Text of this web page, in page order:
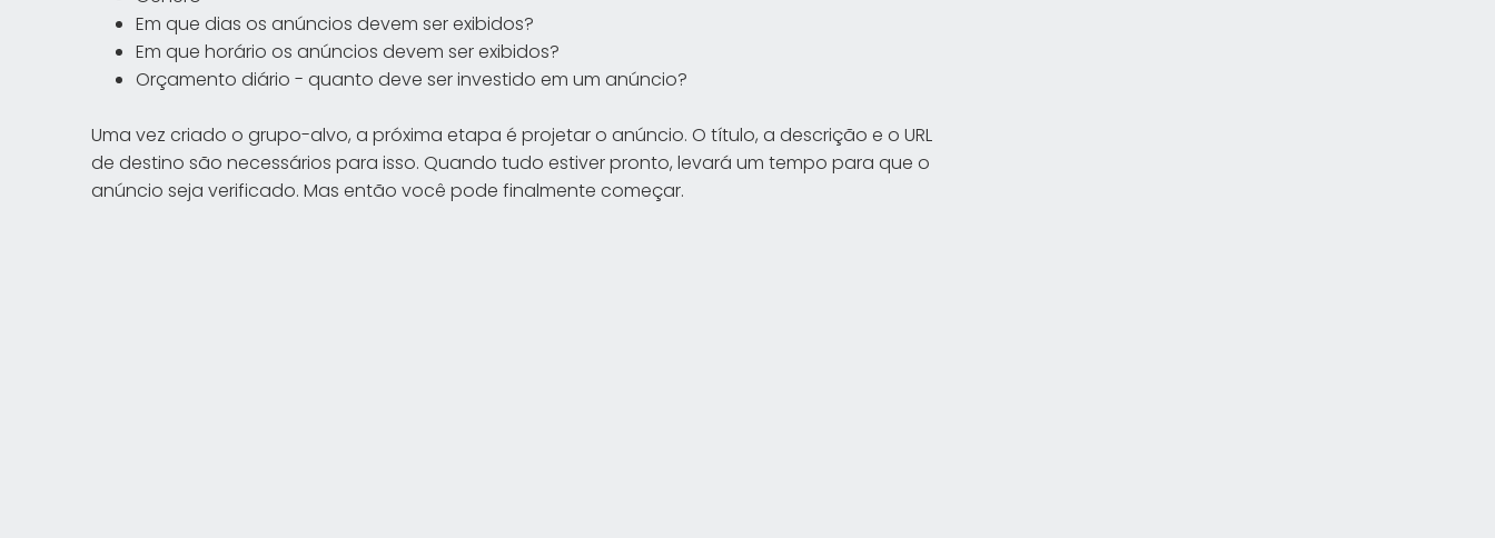
Em que dias os anúncios devem ser exibidos?
Em que horário os anúncios devem ser exibidos?
Orçamento diário - quanto deve ser investido em um anúncio?
Uma vez criado o grupo-alvo, a próxima etapa é projetar o anúncio. O título, a descrição e o URL
de destino são necessários para isso. Quando tudo estiver pronto, levará um tempo para que o
anúncio seja verificado. Mas então você pode finalmente começar.